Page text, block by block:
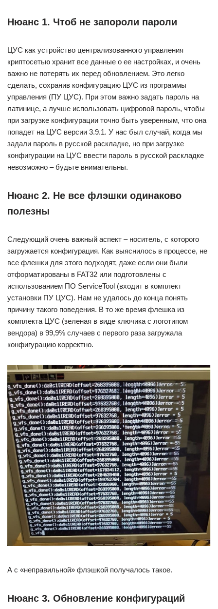
Нюанс 1. Чтоб не запороли пароли
ЦУС как устройство централизованного управления
криптосетью хранит все данные о ее настройках, и очень
важно не потерять их перед обновлением. Это легко
сделать, сохранив конфигурацию ЦУС из программы
управления (ПУ ЦУС). При этом важно задать пароль на
латинице, а лучше использовать цифровой пароль, чтобы
при загрузке конфигурации точно быть уверенным, что она
попадет на ЦУС версии 3.9.1. У нас был случай, когда мы
задали пароль в русской раскладке, но при загрузке
конфигурации на ЦУС ввести пароль в русской раскладке
невозможно – будьте внимательны.
Нюанс 2. Не все флэшки одинаково
полезны
Следующий очень важный аспект – носитель, с которого
загружается конфигурация. Как выяснилось в процессе, не
все флешки для этого подходят, даже если они были
отформатированы в FAT32 или подготовлены с
использованием ПО ServiceTool (входит в комплект
установки ПУ ЦУС). Нам не удалось до конца понять
причину такого поведения. В то же время флешка из
комплекта ЦУС (зеленая в виде ключика с логотипом
вендора) в 99,9% случаев с первого раза загружала
конфигурацию корректно.
А с «неправильной» флэшкой получалось такое.
Нюанс 3. Обновление конфигураций